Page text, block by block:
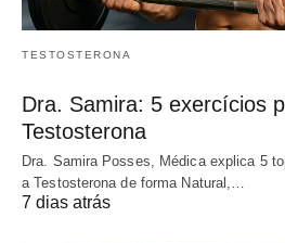
TESTOSTERONA
Dra. Samira: 5 exercícios
Testosterona
Dra. Samira Posses, Médica explica 5
a Testosterona de forma Natural,…
7 dias atrás